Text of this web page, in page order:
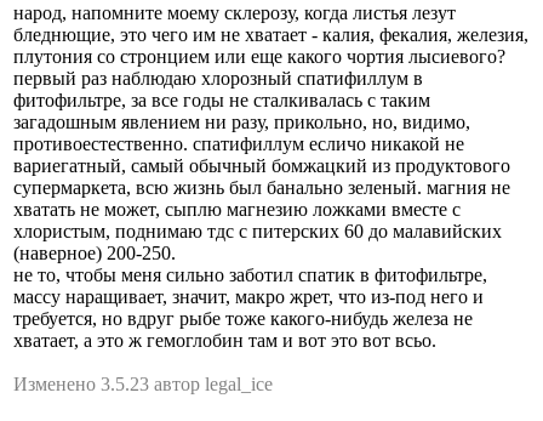
народ, напомните моему склерозу, когда листья лезут
бледнющие, это чего им не хватает - калия, фекалия, железия,
плутония со стронцием или еще какого чортия лысиевого?
первый раз наблюдаю хлорозный спатифиллум в
фитофильтре, за все годы не сталкивалась с таким
загадошным явлением ни разу, прикольно, но, видимо,
противоестественно. спатифиллум есличо никакой не
вариегатный, самый обычный бомжацкий из продуктового
супермаркета, всю жизнь был банально зеленый. магния не
хватать не может, сыплю магнезию ложками вместе с
хлористым, поднимаю тдс с питерских 60 до малавийских
(наверное) 200-250.
не то, чтобы меня сильно заботил спатик в фитофильтре,
массу наращивает, значит, макро жрет, что из-под него и
требуется, но вдруг рыбе тоже какого-нибудь железа не
хватает, а это ж гемоглобин там и вот это вот всьо.
Изменено 3.5.23 автор legal_ice